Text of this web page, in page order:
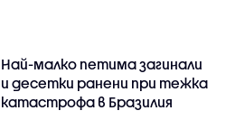
Най-малко петима загинали
и десетки ранени при тежка
катастрофа в Бразилия